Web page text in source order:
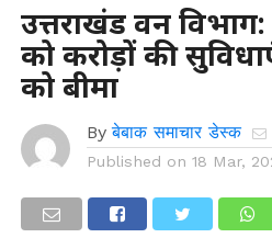
उत्तराखंड वन
को करोड़ों की
को बीमा
By बेबाक समाचार डेस्क
Published on 18 Mar,